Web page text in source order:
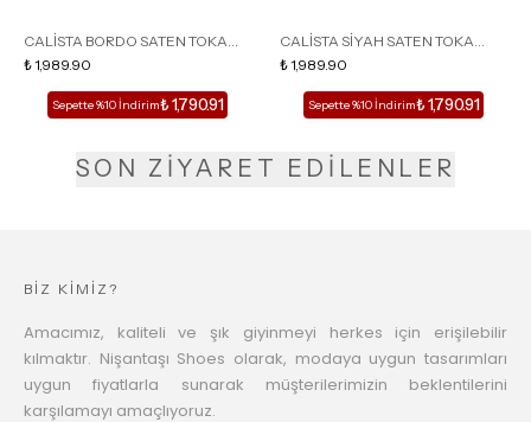
CALİSTA BORDO SATEN TOKA
DETAY SİVRİ BURUN KADIN
TOPUKLU TERLİK
₺ 1,989.90
Sepette %10 İndirim₺ 1,790.91
CALİSTA SİYAH SATEN TOKA
DETAY SİVRİ BURUN KADIN
TOPUKLU TERLİK
₺ 1,989.90
Sepette %10 İndirim₺ 1,790.91
SON ZİYARET EDİLENLER
BİZ KİMİZ?
Amacımız, kaliteli ve şık giyinmeyi herkes için erişilebilir
kılmaktır. Nişantaşı Shoes olarak, modaya uygun tasarımları
uygun fiyatlarla sunarak müşterilerimizin beklentilerini
karşılamayı amaçlıyoruz.